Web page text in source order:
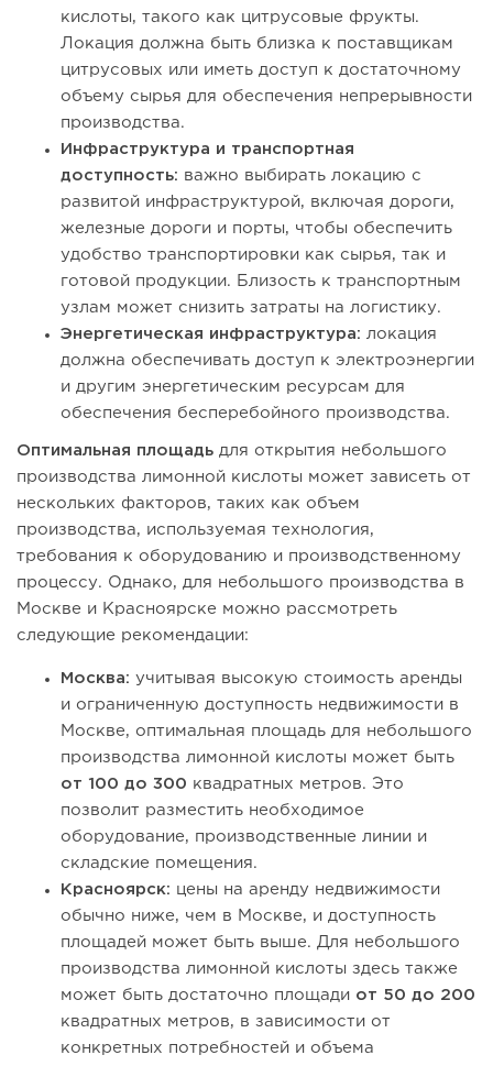
кислоты, такого как цитрусовые фрукты.
Локация должна быть близка к поставщикам
цитрусовых или иметь доступ к достаточному
объему сырья для обеспечения непрерывности
производства.
Инфраструктура и транспортная
доступность: важно выбирать локацию с
развитой инфраструктурой, включая дороги,
железные дороги и порты, чтобы обеспечить
удобство транспортировки как сырья, так и
готовой продукции. Близость к транспортным
узлам может снизить затраты на логистику.
Энергетическая инфраструктура: локация
должна обеспечивать доступ к электроэнергии
и другим энергетическим ресурсам для
обеспечения бесперебойного производства.
Оптимальная площадь для открытия небольшого
производства лимонной кислоты может зависеть от
нескольких факторов, таких как объем
производства, используемая технология,
требования к оборудованию и производственному
процессу. Однако, для небольшого производства в
Москве и Красноярске можно рассмотреть
следующие рекомендации:
Москва: учитывая высокую стоимость аренды
и ограниченную доступность недвижимости в
Москве, оптимальная площадь для небольшого
производства лимонной кислоты может быть
от 100 до 300 квадратных метров. Это
позволит разместить необходимое
оборудование, производственные линии и
складские помещения.
Красноярск: цены на аренду недвижимости
обычно ниже, чем в Москве, и доступность
площадей может быть выше. Для небольшого
производства лимонной кислоты здесь также
может быть достаточно площади от 50 до 200
квадратных метров, в зависимости от
конкретных потребностей и объема